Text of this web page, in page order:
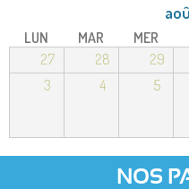
LUN MAR MER
27
28 29
3
4 5
NOS